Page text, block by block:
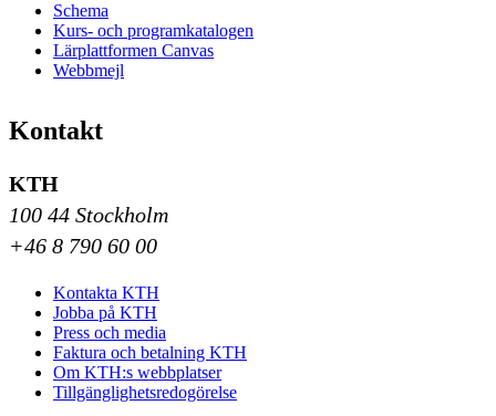
Schema
Kurs- och programkatalogen
Lärplattformen Canvas
Webbmejl
Kontakt
KTH
100 44 Stockholm
+46 8 790 60 00
Kontakta KTH
Jobba på KTH
Press och media
Faktura och betalning KTH
Om KTH:s webbplatser
Tillgänglighetsredogörelse